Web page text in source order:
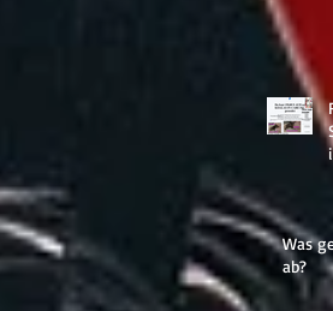
Was
ab?